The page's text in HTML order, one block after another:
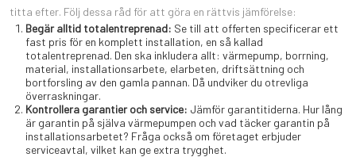
titta efter. Följ dessa råd för att göra en rättvis jämförelse:
Begär alltid totalentreprenad: Se till att offerten specificerar ett
fast pris för en komplett installation, en så kallad
totalentreprenad. Den ska inkludera allt: värmepump, borrning,
material, installationsarbete, elarbeten, driftsättning och
bortforsling av den gamla pannan. Då undviker du otrevliga
överraskningar.
Kontrollera garantier och service: Jämför garantitiderna. Hur lång
är garantin på själva värmepumpen och vad täcker garantin på
installationsarbetet? Fråga också om företaget erbjuder
serviceavtal, vilket kan ge extra trygghet.